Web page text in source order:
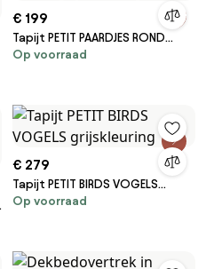
€ 199
Tapijt PETIT PAARDJES ROND
grijskleuring
Op voorraad
€ 279
Tapijt PETIT BIRDS VOGELS
grijskleuring
Op voorraad